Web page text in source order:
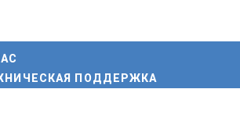
ПОДДЕРЖКА